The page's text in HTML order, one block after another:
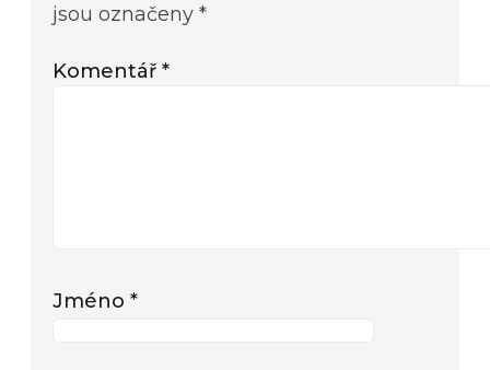
jsou označeny *
Komentář *
Jméno *